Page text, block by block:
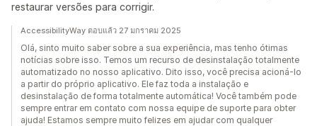
restaurar versões para corrigir.
AccessibilityWay ตอบแล้ว 27 มกราคม 2025
Olá, sinto muito saber sobre a sua experiência, mas tenho ótimas
notícias sobre isso. Temos um recurso de desinstalação totalmente
automatizado no nosso aplicativo. Dito isso, você precisa acioná-lo
a partir do próprio aplicativo. Ele faz toda a instalação e
desinstalação de forma totalmente automática! Você também pode
sempre entrar em contato com nossa equipe de suporte para obter
ajuda! Estamos sempre muito felizes em ajudar com qualquer